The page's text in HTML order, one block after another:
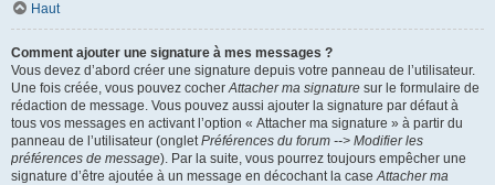
Haut
Comment ajouter une signature à mes messages ?
Vous devez d’abord créer une signature depuis votre panneau de l’utilisateur.
Une fois créée, vous pouvez cocherAttacher ma signature sur le formulaire de
rédaction de message. Vous pouvez aussi ajouter la signature par défaut à
tous vos messages en activant l’option « Attacher ma signature » à partir du
panneau de l’utilisateur (ongletPréférences du forum --> Modifier les
préférences de message). Par la suite, vous pourrez toujours empêcher une
signature d’être ajoutée à un message en décochant la caseAttacher ma